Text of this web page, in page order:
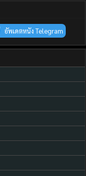
อัพเดตหนัง Telegram